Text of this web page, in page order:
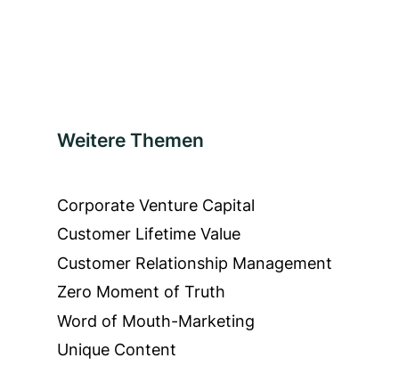
Weitere Themen
Corporate Venture Capital
Customer Lifetime Value
Customer Relationship Management
Zero Moment of Truth
Word of Mouth-Marketing
Unique Content